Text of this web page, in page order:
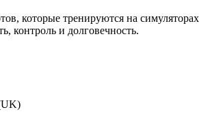
которые тренируются на симуляторах
контроль и долговечность.